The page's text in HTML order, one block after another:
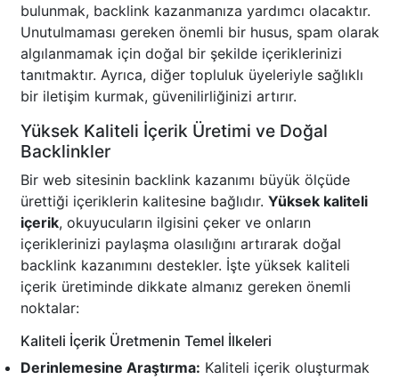
bulunmak, backlink kazanmanıza yardımcı olacaktır.
Unutulmaması gereken önemli bir husus, spam olarak
algılanmamak için doğal bir şekilde içeriklerinizi
tanıtmaktır. Ayrıca, diğer topluluk üyeleriyle sağlıklı
bir iletişim kurmak, güvenilirliğinizi artırır.
Yüksek Kaliteli İçerik Üretimi ve Doğal
Backlinkler
Bir web sitesinin backlink kazanımı büyük ölçüde
ürettiği içeriklerin kalitesine bağlıdır. Yüksek kaliteli
içerik, okuyucuların ilgisini çeker ve onların
içeriklerinizi paylaşma olasılığını artırarak doğal
backlink kazanımını destekler. İşte yüksek kaliteli
içerik üretiminde dikkate almanız gereken önemli
noktalar:
Kaliteli İçerik Üretmenin Temel İlkeleri
Derinlemesine Araştırma: Kaliteli içerik oluşturmak